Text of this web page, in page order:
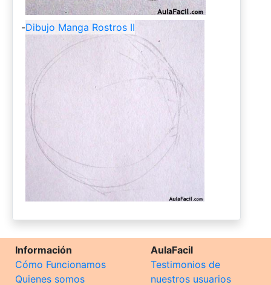
-Dibujo Manga Rostros II
Información
Cómo Funcionamos
Quienes somos
AulaFacil
Testimonios de
nuestros usuarios